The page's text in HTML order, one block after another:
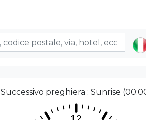
Successivo preghiera : Sunrise